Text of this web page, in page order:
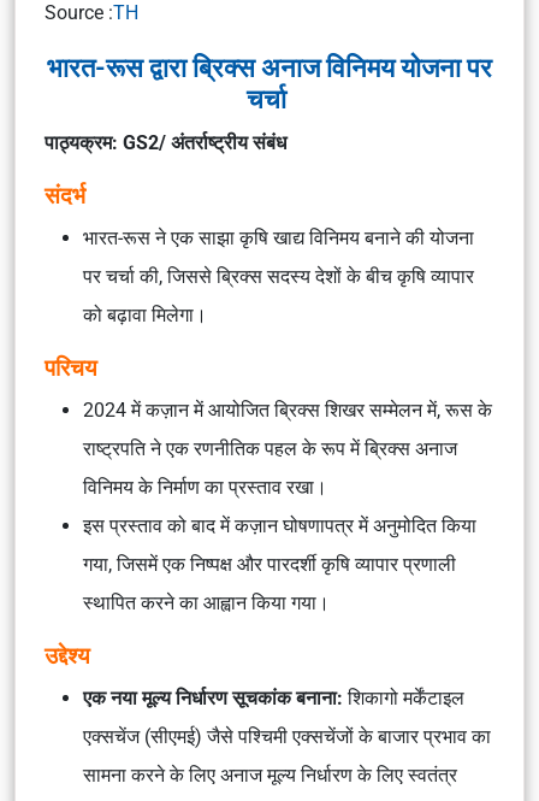
Source :TH
भारत-रूस द्वारा ब्रिक्स अनाज विनिमय योजना पर
चर्चा
पाठ्यक्रम: GS2/ अंतर्राष्ट्रीय संबंध
संदर्भ
भारत-रूस ने एक साझा कृषि खाद्य विनिमय बनाने की योजना
पर चर्चा की, जिससे ब्रिक्स सदस्य देशों के बीच कृषि व्यापार
को बढ़ावा मिलेगा।
परिचय
2024 में कज़ान में आयोजित ब्रिक्स शिखर सम्मेलन में, रूस के
राष्ट्रपति ने एक रणनीतिक पहल के रूप में ब्रिक्स अनाज
विनिमय के निर्माण का प्रस्ताव रखा।
इस प्रस्ताव को बाद में कज़ान घोषणापत्र में अनुमोदित किया
गया, जिसमें एक निष्पक्ष और पारदर्शी कृषि व्यापार प्रणाली
स्थापित करने का आह्वान किया गया।
उद्देश्य
एक नया मूल्य निर्धारण सूचकांक बनाना:शिकागो मर्केंटाइल
एक्सचेंज (सीएमई) जैसे पश्चिमी एक्सचेंजों के बाजार प्रभाव का
सामना करने के लिए अनाज मूल्य निर्धारण के लिए स्वतंत्र